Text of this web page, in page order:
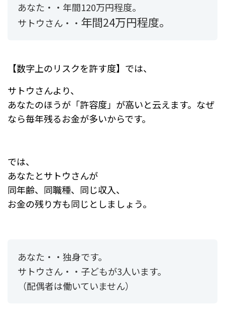
あなた・・年間120万円程度。
サトウさん・・ 年間24万円程度。
【数字上のリスクを許す度】では、
サトウさんより、
あなたのほうが 「許容度」が高いと云えます。なぜ
なら毎年残るお金が多いからです。
では、
あなたとサトウさんが
同年齢、同職種、同じ収入、
お金の残り方も同じとしましょう。
あなた・・独身です。
サトウさん・・子どもが3人います。
（配偶者は働いていません）